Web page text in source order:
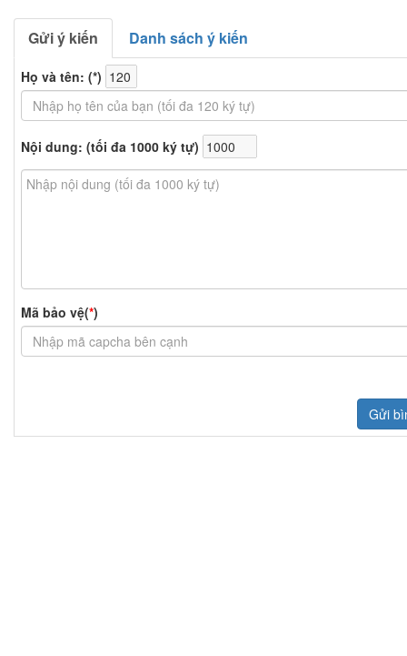
Gửi ý kiến Danh sách ý kiến
Họ và tên: (*)
Nội dung: (tối đa 1000 ký tự)
Mã bảo vệ(*)